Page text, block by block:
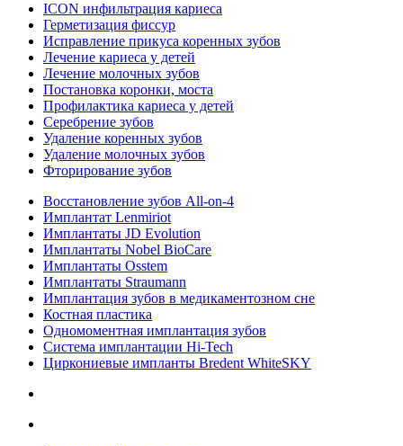
ICON инфильтрация кариеса
Герметизация фиссур
Исправление прикуса коренных зубов
Лечение кариеса у детей
Лечение молочных зубов
Постановка коронки, моста
Профилактика кариеса у детей
Серебрение зубов
Удаление коренных зубов
Удаление молочных зубов
Фторирование зубов
Восстановление зубов All‑on‑4
Имплантат Lenmiriot
Имплантаты JD Evolution
Имплантаты Nobel BioСare
Имплантаты Osstem
Имплантаты Straumann
Имплантация зубов в медикаментозном сне
Костная пластика
Одномоментная имплантация зубов
Система имплантации Hi-Tech
Циркониевые импланты Bredent WhiteSKY